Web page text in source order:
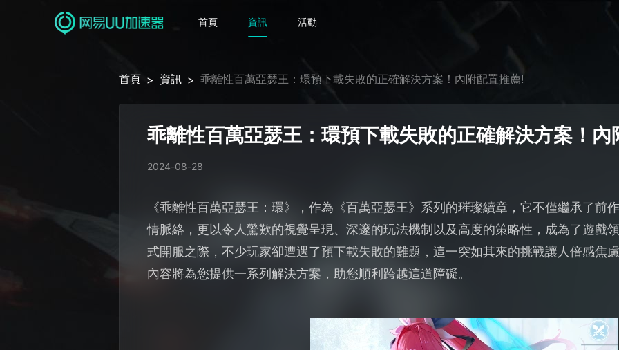
首頁 資訊 活動
首頁 > 資訊 > 乖離性百萬亞瑟王：環預下載失敗的正確解決方案！內附配置推薦!
乖離性百萬亞瑟王：環預下載失敗的正確解決方案！內
2024-08-28
《乖離性百萬亞瑟王：環》，作為《百萬亞瑟王》系列的璀璨續章，它不僅繼承了前
情脈絡，更以令人驚歎的視覺呈現、深邃的玩法機制以及高度的策略性，成為了遊戲
式開服之際，不少玩家卻遭遇了預下載失敗的難題，這一突如其來的挑戰讓人倍感焦
內容將為您提供一系列解決方案，助您順利跨越這道障礙。